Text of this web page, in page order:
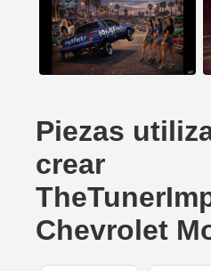
Piezas
crear
Chevrolet